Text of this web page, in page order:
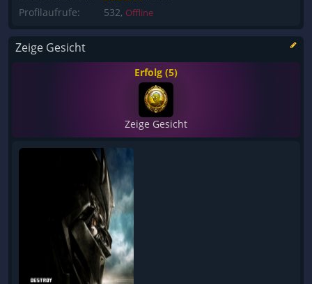
Profilaufrufe:
532, Offline
Zeige Gesicht
Erfolg (5)
Zeige Gesicht